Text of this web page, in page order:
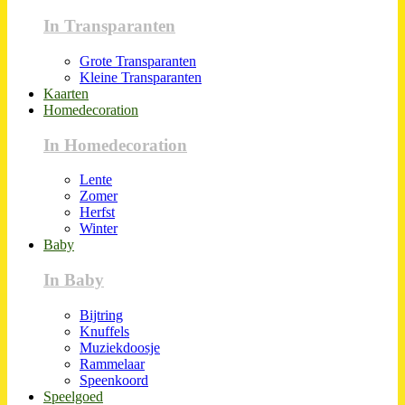
In Transparanten
Grote Transparanten
Kleine Transparanten
Kaarten
Homedecoration
In Homedecoration
Lente
Zomer
Herfst
Winter
Baby
In Baby
Bijtring
Knuffels
Muziekdoosje
Rammelaar
Speenkoord
Speelgoed